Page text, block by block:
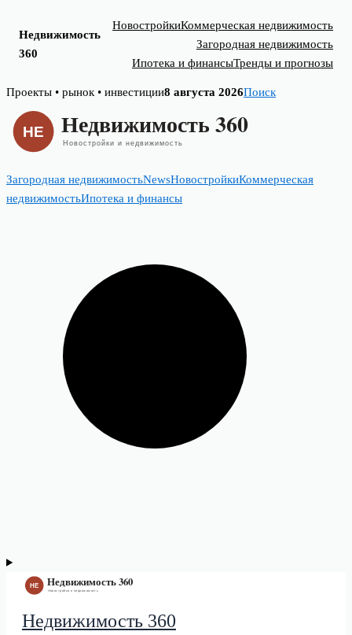
Недвижимость
360
НовостройкиКоммерческая недвижимость
Загородная недвижимость
Ипотека и финансыТренды и прогнозы
Skip
content
Проекты • рынок • инвестиции8 августа 2026Поиск
Загородная недвижимостьNewsНовостройкиКоммерческая
недвижимостьИпотека и финансы
Недвижимость 360